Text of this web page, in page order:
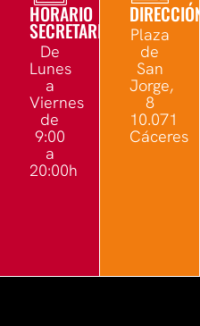
HORARIO
SECRETARÍA
De
Lunes
a
Viernes
de
9:00
a
20:00h
DIRECCIÓN
Plaza
de
San
Jorge,
8
10.071
Cáceres